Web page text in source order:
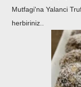
Mutfagi'na Yalanci
herbiriniz..